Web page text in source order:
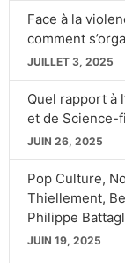
Face à la
comment
JUILLET 3, 2025
Quel rapport à
et de Science-
JUIN 26, 2025
Pop Culture,
Thiellement,
Philippe
JUIN 19, 2025